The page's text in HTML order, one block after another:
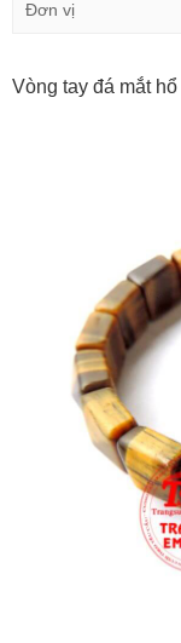
Đơn vị
Vòng tay đá mắt hổ